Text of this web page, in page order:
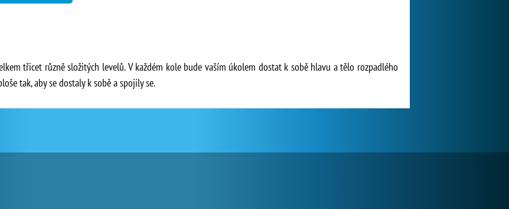
třicet různě složitých levelů. V každém kole bude vaším úkolem dostat k sobě hlavu a tělo rozpadlého
tak, aby se dostaly k sobě a spojily se.